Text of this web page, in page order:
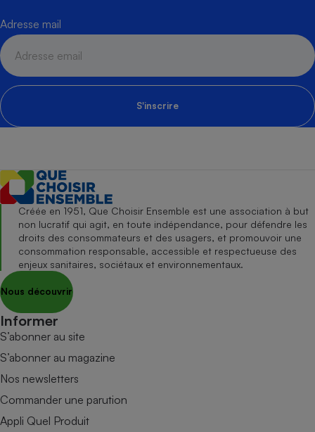
Adresse mail
S'inscrire
Créée en 1951, Que Choisir Ensemble est une association à but
non lucratif qui agit, en toute indépendance, pour défendre les
droits des consommateurs et des usagers, et promouvoir une
consommation responsable, accessible et respectueuse des
enjeux sanitaires, sociétaux et environnementaux.
Nous découvrir
Informer
S’abonner au site
S’abonner au magazine
Nos newsletters
Commander une parution
Appli Quel Produit